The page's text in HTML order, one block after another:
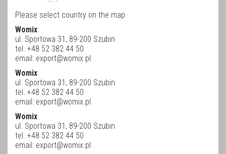
Please select country on the map
Womix
ul. Sportowa 31, 89-200 Szubin
tel. +48 52 382 44 50
email: export@womix.pl
Womix
ul. Sportowa 31, 89-200 Szubin
tel. +48 52 382 44 50
email: export@womix.pl
Womix
ul. Sportowa 31, 89-200 Szubin
tel. +48 52 382 44 50
email: export@womix.pl